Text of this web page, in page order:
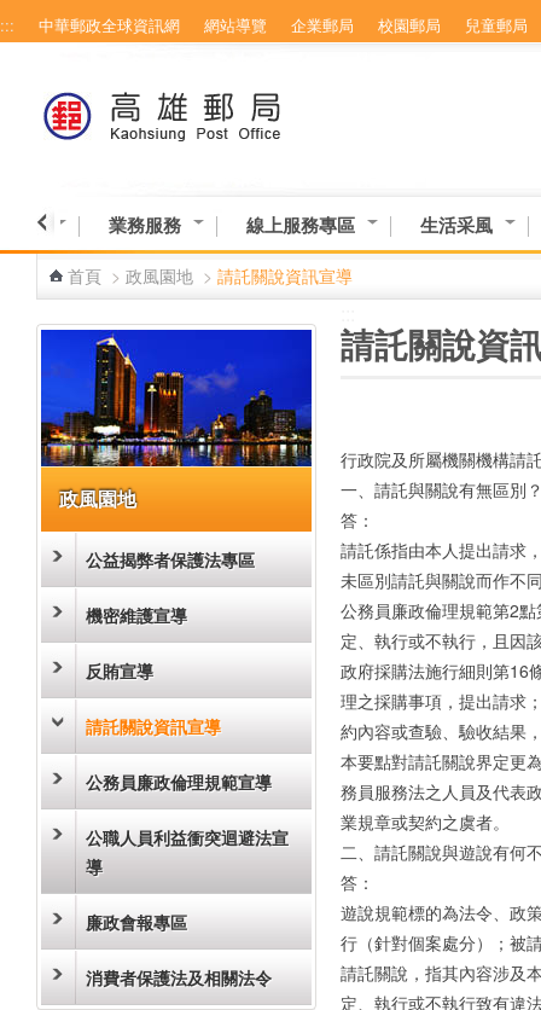
跳到主要內容區塊
::: 中華郵政全球資訊網 網站導覽 企業郵局 校園郵局 兒童郵局
資訊 業務服務 線上服務專區 生活采風
首頁 > 政風園地 > 請託關說資訊宣導
政風園地
公益揭弊者保護法專區
機密維護宣導
反賄宣導
請託關說資訊宣導
公務員廉政倫理規範宣導
公職人員利益衝突迴避法宣
導
廉政會報專區
消費者保護法及相關法令
請託關說資
行政院及所屬機關機構請
一、請託與關說有無區別
答：
請託係指由本人提出請求
未區別請託與關說而作不
公務員廉政倫理規範第2
定、執行或不執行，且因
政府採購法施行細則第16
理之採購事項，提出請求
約內容或查驗、驗收結果
本要點對請託關說界定更
務員服務法之人員及代表
業規章或契約之虞者。
二、請託關說與遊說有何
答：
遊說規範標的為法令、政
行（針對個案處分）；被
請託關說，指其內容涉及
定、執行或不執行致有違